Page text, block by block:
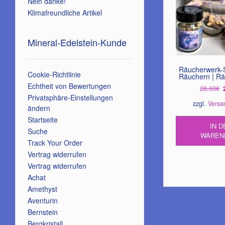
Räuchern |
28,60€
zzgl.
IN
Klimafreundliche Artikel
Mineral-Edelstein-Kunde
Cookie-Richtlinie
Echtheit von Bewertungen
Privatsphäre-Einstellungen
ändern
Startseite
Suche
Track Your Order
Vertrag widerrufen
Vertrag widerrufen
Achat
Amethyst
Aventurin
Bernstein